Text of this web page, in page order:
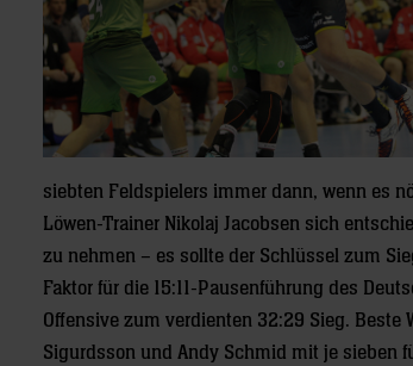
siebten Feldspielers immer dann, wenn es
Löwen-Trainer Nikolaj Jacobsen sich
zu nehmen – es sollte der Schlüssel zum
Faktor für die 15:11-Pausenführung des
Offensive zum verdienten 32:29 Sieg. Beste
Sigurdsson und Andy Schmid mit je sieben